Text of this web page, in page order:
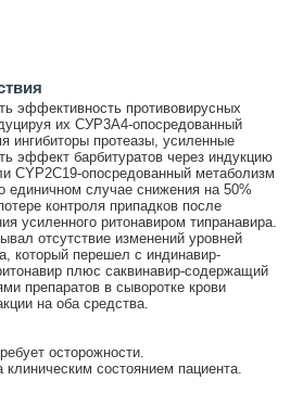
эффективность противовирусных
их СУР3А4-опосредованный
ингибиторы протеазы, усиленные
эффект барбитуратов через индукцию
CYP2C19-опосредованный метаболизм
единичном случае снижения на 50%
контроля припадков после
усиленного ритонавиром типранавира.
отсутствие изменений уровней
который перешел с индинавир-
плюс саквинавир-содержащий
препаратов в сыворотке крови
на оба средства.
осторожности.
состоянием пациента.